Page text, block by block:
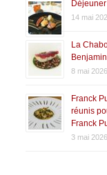
14 mai
La
8 mai 2026
Franck
réunis
Franck
3 mai 2026